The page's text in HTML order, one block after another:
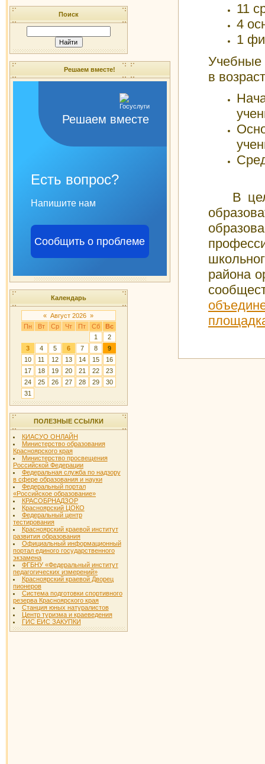
Поиск
Решаем вместе!
Решаем вместе
Есть вопрос?
Напишите нам
Сообщить о проблеме
Календарь
« Август 2026 »
Пн
Вт Ср Чт Пт Сб
Вс
1
2
3
4 5 6 7 8
9
10
11 12 13 14 15
16
17
18 19 20 21 22
23
24
25 26 27 28 29
30
31
ПОЛЕЗНЫЕ ССЫЛКИ
КИАСУО ОНЛАЙН
Министерство образования
Красноярского края
Министерство просвещения
Российской Федерации
Федеральная служба по надзору
в сфере образования и науки
Федеральный портал
«Российское образование»
КРАСОБРНАДЗОР
Красноярский ЦОКО
Федеральный центр
тестирования
Красноярский краевой институт
развития образования
Официальный информационный
портал единого государственного
экзамена
ФГБНУ «Федеральный институт
педагогических измерений»
Красноярский краевой Дворец
пионеров
Система подготовки спортивного
резерва Красноярского края
Станция юных натуралистов
Центр туризма и краеведения
ГИС ЕИС ЗАКУПКИ
11
4
1
Учебные
в
В
района